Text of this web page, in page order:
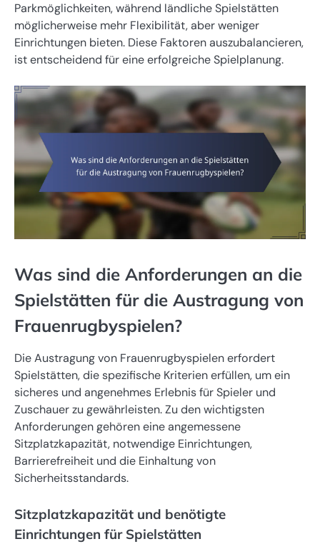
Parkmöglichkeiten, während ländliche Spielstätten
möglicherweise mehr Flexibilität, aber weniger
Einrichtungen bieten. Diese Faktoren auszubalancieren,
ist entscheidend für eine erfolgreiche Spielplanung.
Was sind die Anforderungen an die
Spielstätten für die Austragung von
Frauenrugbyspielen?
Die Austragung von Frauenrugbyspielen erfordert
Spielstätten, die spezifische Kriterien erfüllen, um ein
sicheres und angenehmes Erlebnis für Spieler und
Zuschauer zu gewährleisten. Zu den wichtigsten
Anforderungen gehören eine angemessene
Sitzplatzkapazität, notwendige Einrichtungen,
Barrierefreiheit und die Einhaltung von
Sicherheitsstandards.
Sitzplatzkapazität und benötigte
Einrichtungen für Spielstätten